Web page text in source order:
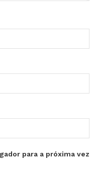
para a próxima vez